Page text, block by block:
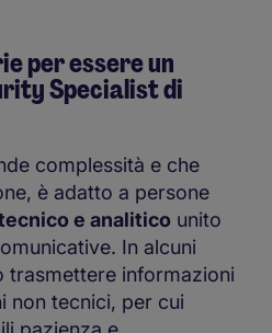
per essere un
Specialist di
complessità e che
è adatto a persone
e analitico unito
In alcuni
trasmettere informazioni
non tecnici, per cui